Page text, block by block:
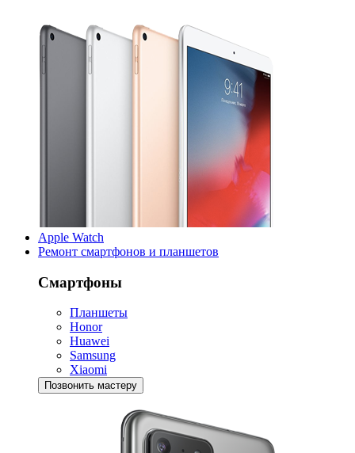
Apple Watch
Ремонт смартфонов и планшетов
Смартфоны
Планшеты
Honor
Huawei
Samsung
Xiaomi
Позвонить мастеру